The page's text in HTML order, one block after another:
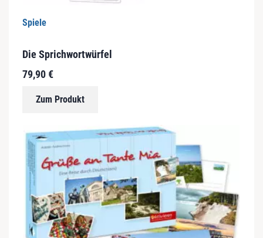
Spiele
Die Sprichwortwürfel
79,90€
Zum Produkt